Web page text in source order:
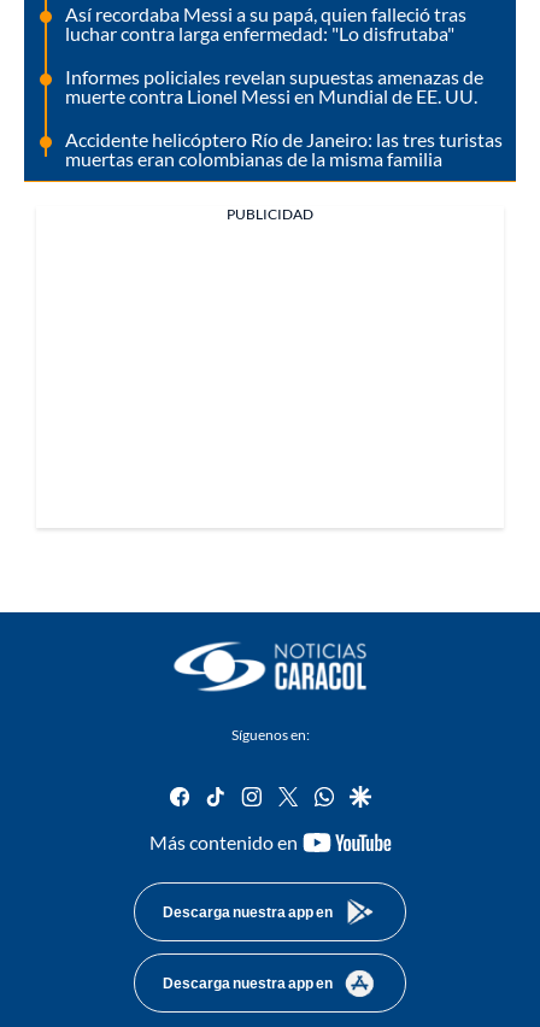
Así recordaba Messi a su papá, quien falleció tras
luchar contra larga enfermedad: "Lo disfrutaba"
Informes policiales revelan supuestas amenazas de
muerte contra Lionel Messi en Mundial de EE. UU.
Accidente helicóptero Río de Janeiro: las tres turistas
muertas eran colombianas de la misma familia
PUBLICIDAD
Síguenos en:
facebook
tiktok instagram
twitterwhatsapp
google
Más contenido en
youtube-
Descarga nuestra app en
Descarga nuestra app en